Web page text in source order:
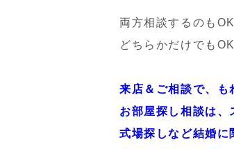
両方相談するのも
どちらかだけでもOK
来店＆ご相談で、も
お部屋探し相談は
式場探しなど結婚